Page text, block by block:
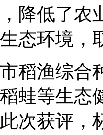
降低了农
态环境，
稻渔综合
蛙等生态
次获评